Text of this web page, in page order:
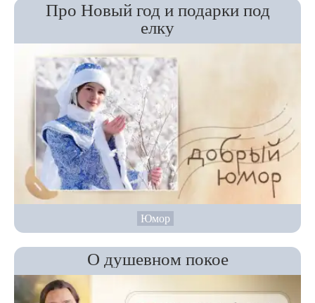
Про Новый год и подарки под
елку
Юмор
О душевном покое